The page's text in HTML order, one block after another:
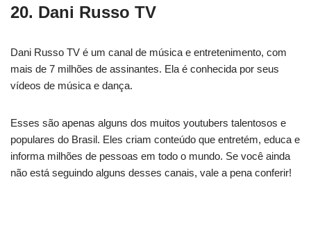
20. Dani Russo TV
Dani Russo TV é um canal de música e entretenimento, com
mais de 7 milhões de assinantes. Ela é conhecida por seus
vídeos de música e dança.
Esses são apenas alguns dos muitos youtubers talentosos e
populares do Brasil. Eles criam conteúdo que entretém, educa e
informa milhões de pessoas em todo o mundo. Se você ainda
não está seguindo alguns desses canais, vale a pena conferir!